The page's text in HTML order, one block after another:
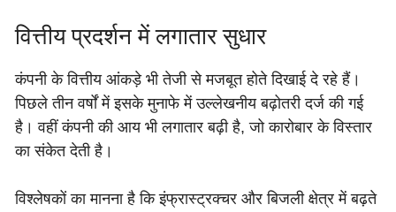
वित्तीय प्रदर्शन में लगातार सुधार
कंपनी के वित्तीय आंकड़े भी तेजी से मजबूत होते दिखाई दे रहे हैं।
पिछले तीन वर्षों में इसके मुनाफे में उल्लेखनीय बढ़ोतरी दर्ज की गई
है। वहीं कंपनी की आय भी लगातार बढ़ी है, जो कारोबार के विस्तार
का संकेत देती है।
विश्लेषकों का मानना है कि इंफ्रास्ट्रक्चर और बिजली क्षेत्र में बढ़ते